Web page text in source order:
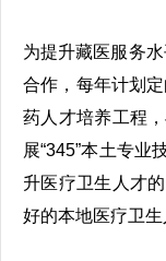
为提升藏医服务
合作，每年计划
药人才培养工程
展“345”本土专
升医疗卫生人才
好的本地医疗卫生